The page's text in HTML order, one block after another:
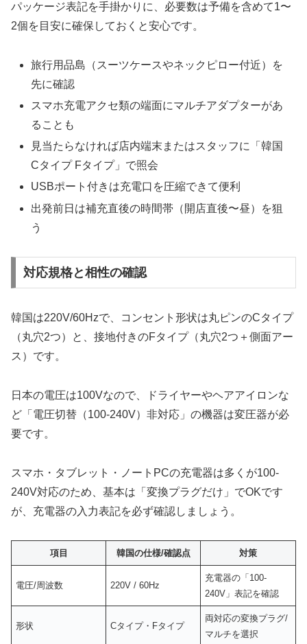
パッケージ表記を手掛かりに、必要数は予備を含めて1〜
2個を目安に確保しておくと安心です。
旅行用品島（スーツケースやネックピロー付近）を
先に確認
スマホ充電アクセ類の端面にマルチアダプターがあ
ることも
見当たらなければ店内端末またはスタッフに「韓国
Cタイプ Fタイプ」で照会
USBポート付きは充電口を圧縮できて便利
出発前日は補充直後の時間帯（開店直後〜昼）を狙
う
対応規格と相性の確認
韓国は220V/60Hzで、コンセント形状は丸ピンのCタイプ
（丸穴2つ）と、接地付きのFタイプ（丸穴2つ＋側面アー
ス）です。
日本の電圧は100Vなので、ドライヤーやヘアアイロンな
ど「電圧切替（100-240V）非対応」の機器は変圧器が必
要です。
スマホ・タブレット・ノートPCの充電器は多くが100-
240V対応のため、基本は「変換プラグだけ」でOKです
が、充電器の入力表記を必ず確認しましょう。
項目 韓国の仕様/確認点 対策
電圧/周波数 220V / 60Hz
充電器の「100-
240V」表記を確認
形状 Cタイプ・Fタイプ
両対応の変換プラグ/
マルチを選択